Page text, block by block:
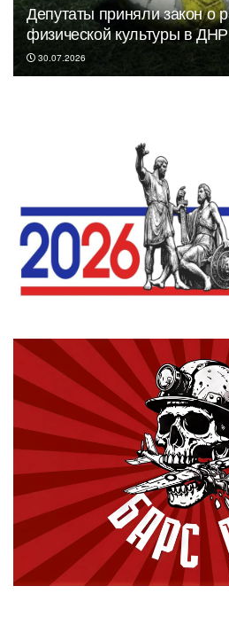
Депутаты приняли закон о
физической культуры в ДНР
30.07.2026